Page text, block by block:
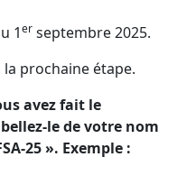
1er septembre 2025.
la prochaine étape.
avez fait le
le de votre nom
25 ». Exemple :